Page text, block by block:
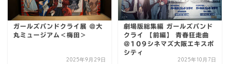
ガールズバンドクライ展 @大
丸ミュージアム＜梅田＞
2025年9月29日
劇場版総集編 ガールズバンド
クライ 【前編】 青春狂走曲
@109シネマズ大阪エキスポ
シティ
2025年10月7日